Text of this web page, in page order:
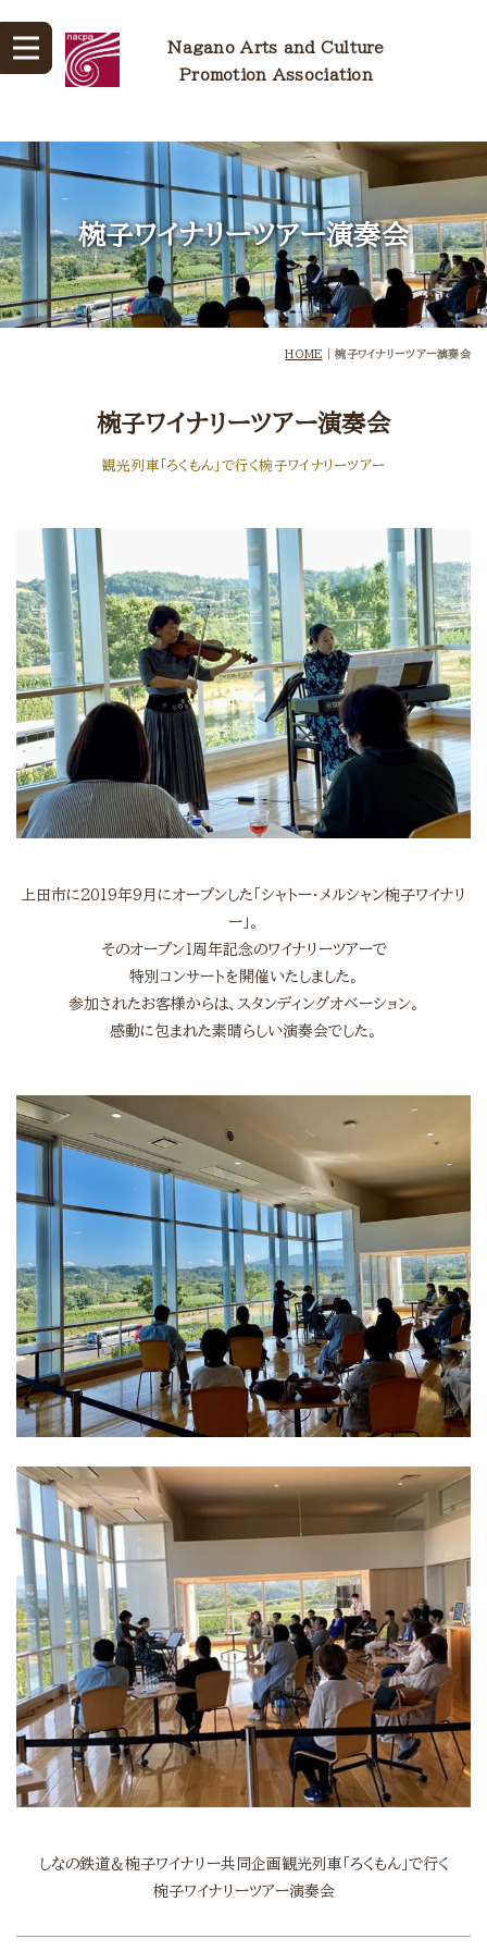
Nagano Arts and Culture
Promotion Association
椀子ワイナリーツアー演奏会
HOME |椀子ワイナリーツアー演奏会
椀子ワイナリーツアー演奏会
観光列車「ろくもん」で行く椀子ワイナリーツアー
上田市に2019年9月にオープンした「シャトー・メルシャン椀子ワイナリ
ー」。
そのオープン１周年記念のワイナリーツアーで
特別コンサートを開催いたしました。
参加されたお客様からは、スタンディングオベーション。
感動に包まれた素晴らしい演奏会でした。
しなの鉄道＆椀子ワイナリー共同企画観光列車「ろくもん」で行く
椀子ワイナリーツアー演奏会